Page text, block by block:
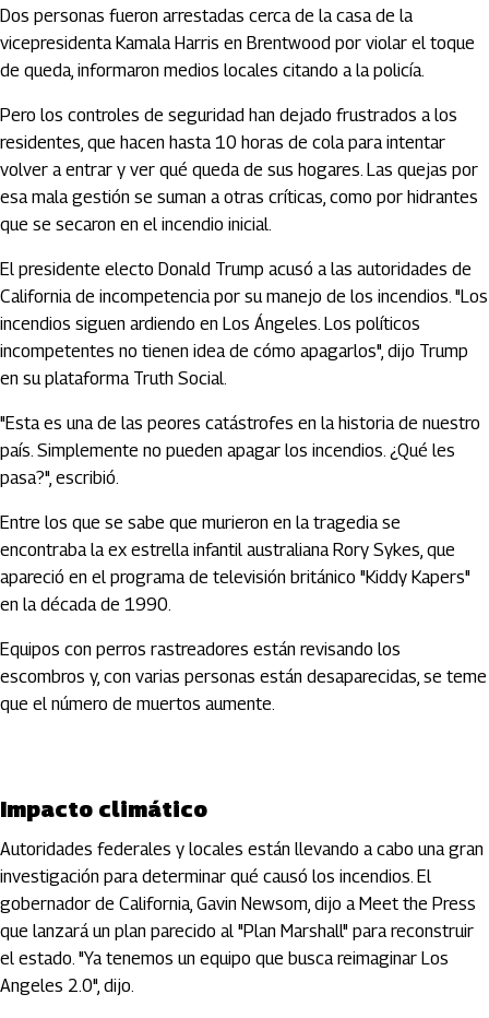
Dos personas fueron arrestadas cerca de la casa de la
vicepresidenta Kamala Harris en Brentwood por violar el toque
de queda, informaron medios locales citando a la policía.
Pero los controles de seguridad han dejado frustrados a los
residentes, que hacen hasta 10 horas de cola para intentar
volver a entrar y ver qué queda de sus hogares. Las quejas por
esa mala gestión se suman a otras críticas, como por hidrantes
que se secaron en el incendio inicial.
El presidente electo Donald Trump acusó a las autoridades de
California de incompetencia por su manejo de los incendios. "Los
incendios siguen ardiendo en Los Ángeles. Los políticos
incompetentes no tienen idea de cómo apagarlos", dijo Trump
en su plataforma Truth Social.
"Esta es una de las peores catástrofes en la historia de nuestro
país. Simplemente no pueden apagar los incendios. ¿Qué les
pasa?", escribió.
Entre los que se sabe que murieron en la tragedia se
encontraba la ex estrella infantil australiana Rory Sykes, que
apareció en el programa de televisión británico "Kiddy Kapers"
en la década de 1990.
Equipos con perros rastreadores están revisando los
escombros y, con varias personas están desaparecidas, se teme
que el número de muertos aumente.
Impacto climático
Autoridades federales y locales están llevando a cabo una gran
investigación para determinar qué causó los incendios. El
gobernador de California, Gavin Newsom, dijo a Meet the Press
que lanzará un plan parecido al "Plan Marshall" para reconstruir
el estado. "Ya tenemos un equipo que busca reimaginar Los
Angeles 2.0", dijo.